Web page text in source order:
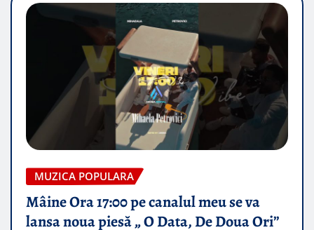
MUZICA POPULARA
Mâine Ora 17:00 pe canalul meu se va
lansa noua piesă „ O Data, De Doua Ori”